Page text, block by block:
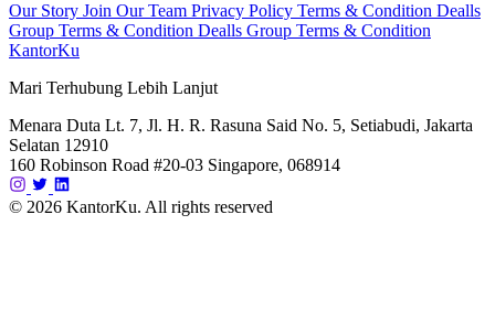
Our Story Join Our Team Privacy Policy Terms & Condition Dealls
Group Terms & Condition Dealls Group Terms & Condition
KantorKu
Mari Terhubung Lebih Lanjut
Menara Duta Lt. 7, Jl. H. R. Rasuna Said No. 5, Setiabudi, Jakarta
Selatan 12910
160 Robinson Road #20-03 Singapore, 068914
© 2026 KantorKu. All rights reserved